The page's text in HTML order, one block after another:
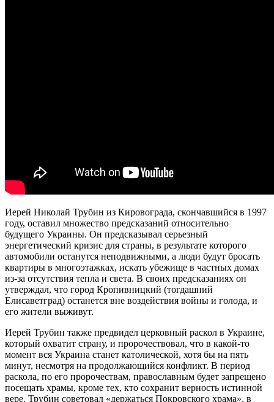
Иерей Николай Трубин из Кировограда, скончавшийся в 1997
году, оставил множество предсказаний относительно
будущего Украины. Он предсказывал серьезный
энергетический кризис для страны, в результате которого
автомобили останутся неподвижными, а люди будут бросать
квартиры в многоэтажках, искать убежище в частных домах
из-за отсутствия тепла и света. В своих предсказаниях он
утверждал, что город Кропивницкий (тогдашний
Елисаветград) останется вне воздействия войны и голода, и
его жители выживут.
Иерей Трубин также предвидел церковный раскол в Украине,
который охватит страну, и пророчествовал, что в какой-то
момент вся Украина станет католической, хотя бы на пять
минут, несмотря на продолжающийся конфликт. В период
раскола, по его пророчествам, православным будет запрещено
посещать храмы, кроме тех, кто сохранит верность истинной
вере. Трубин советовал «держаться Покровского храма», в